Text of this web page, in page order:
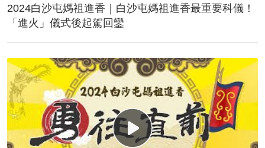
2024白沙屯媽祖進香｜白沙屯媽祖進香最重要科儀！
「進火」儀式後起駕回鑾